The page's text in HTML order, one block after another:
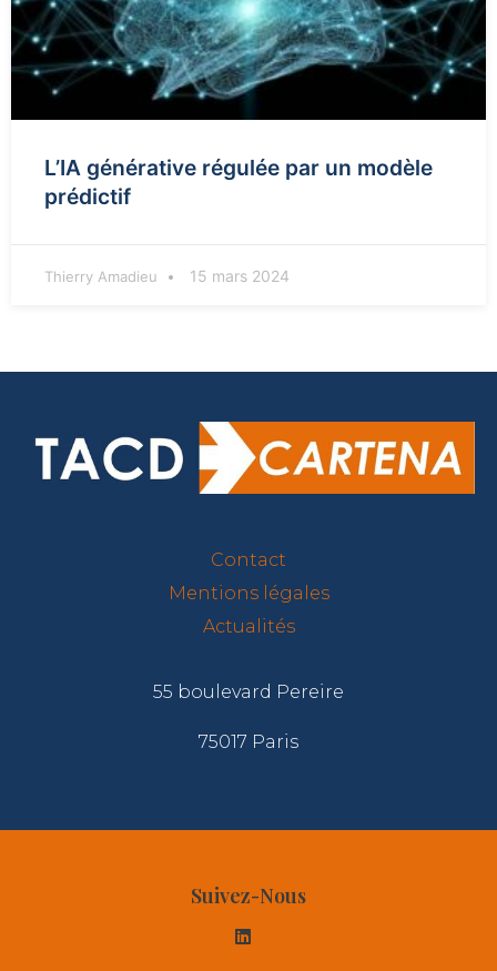
L’IA générative régulée par un modèle
prédictif
Thierry Amadieu 15 mars 2024
Contact
Mentions légales
Actualités
55 boulevard Pereire
75017 Paris
Suivez-Nous